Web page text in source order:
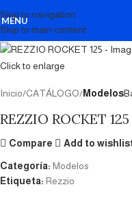
Skip to navigation
Skip to main content
MENU
Click to enlarge
Inicio CATÁLOGO Modelos
REZZIO ROCKET 125
Compare Add to
Categoría: Modelos
Etiqueta: Rezzio